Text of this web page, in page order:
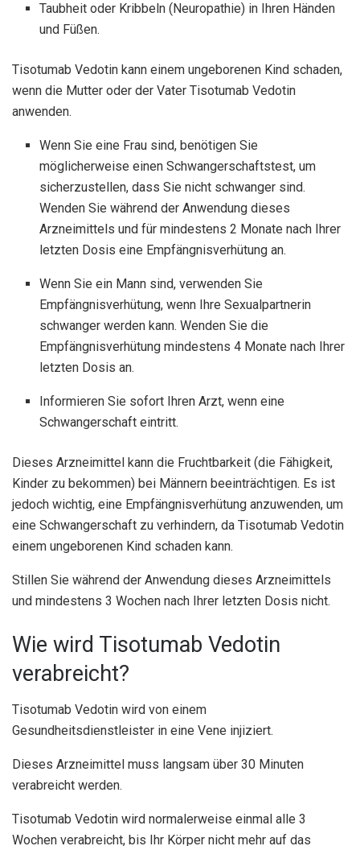
Taubheit oder Kribbeln (Neuropathie) in Ihren Händen
und Füßen.
Tisotumab Vedotin kann einem ungeborenen Kind schaden,
wenn die Mutter oder der Vater Tisotumab Vedotin
anwenden.
Wenn Sie eine Frau sind, benötigen Sie
möglicherweise einen Schwangerschaftstest, um
sicherzustellen, dass Sie nicht schwanger sind.
Wenden Sie während der Anwendung dieses
Arzneimittels und für mindestens 2 Monate nach Ihrer
letzten Dosis eine Empfängnisverhütung an.
Wenn Sie ein Mann sind, verwenden Sie
Empfängnisverhütung, wenn Ihre Sexualpartnerin
schwanger werden kann. Wenden Sie die
Empfängnisverhütung mindestens 4 Monate nach Ihrer
letzten Dosis an.
Informieren Sie sofort Ihren Arzt, wenn eine
Schwangerschaft eintritt.
Dieses Arzneimittel kann die Fruchtbarkeit (die Fähigkeit,
Kinder zu bekommen) bei Männern beeinträchtigen. Es ist
jedoch wichtig, eine Empfängnisverhütung anzuwenden, um
eine Schwangerschaft zu verhindern, da Tisotumab Vedotin
einem ungeborenen Kind schaden kann.
Stillen Sie während der Anwendung dieses Arzneimittels
und mindestens 3 Wochen nach Ihrer letzten Dosis nicht.
Wie wird Tisotumab Vedotin
verabreicht?
Tisotumab Vedotin wird von einem
Gesundheitsdienstleister in eine Vene injiziert.
Dieses Arzneimittel muss langsam über 30 Minuten
verabreicht werden.
Tisotumab Vedotin wird normalerweise einmal alle 3
Wochen verabreicht, bis Ihr Körper nicht mehr auf das